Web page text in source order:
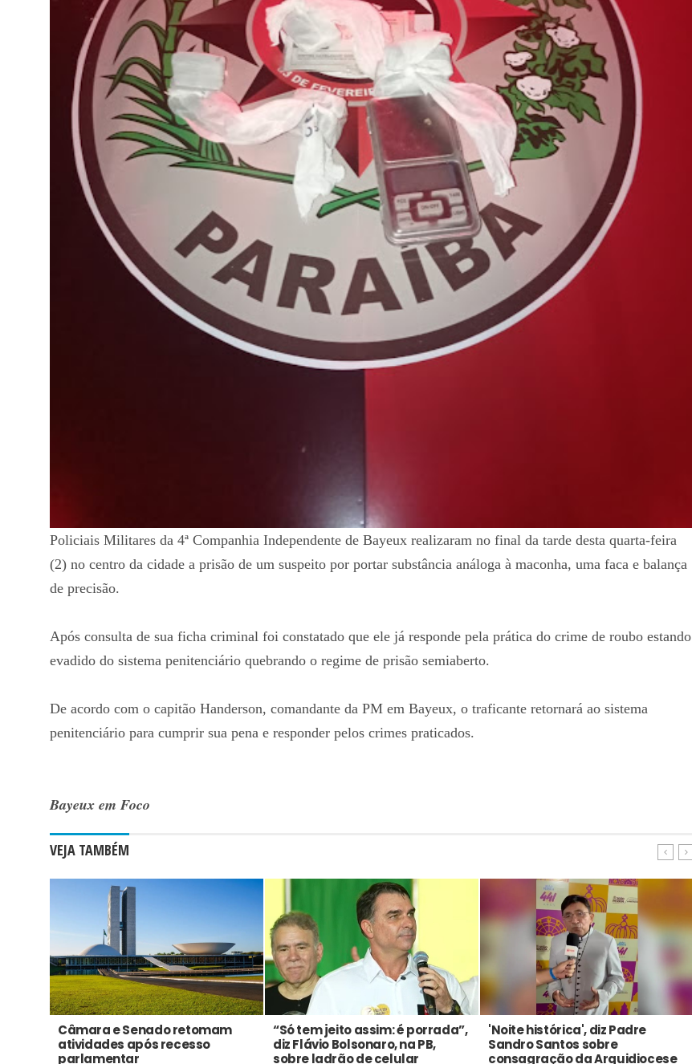
Policiais Militares da 4ª Companhia Independente de Bayeux realizaram no final da tarde desta quarta-feira
(2) no centro da cidade a prisão de um suspeito por portar substância análoga à maconha, uma faca e balança
de precisão.
Após consulta de sua ficha criminal foi constatado que ele já responde pela prática do crime de roubo estando
evadido do sistema penitenciário quebrando o regime de prisão semiaberto.
De acordo com o capitão Handerson, comandante da PM em Bayeux, o traficante retornará ao sistema
penitenciário para cumprir sua pena e responder pelos crimes praticados.
Bayeux em Foco
VEJA TAMBÉM
Câmara e Senado retomam
atividades após recesso
parlamentar
“Só tem jeito assim: é porrada”,
diz Flávio Bolsonaro, na PB,
sobre ladrão de celular
'Noite histórica', diz Padre
Sandro Santos sobre
consagração da Arquidiocese